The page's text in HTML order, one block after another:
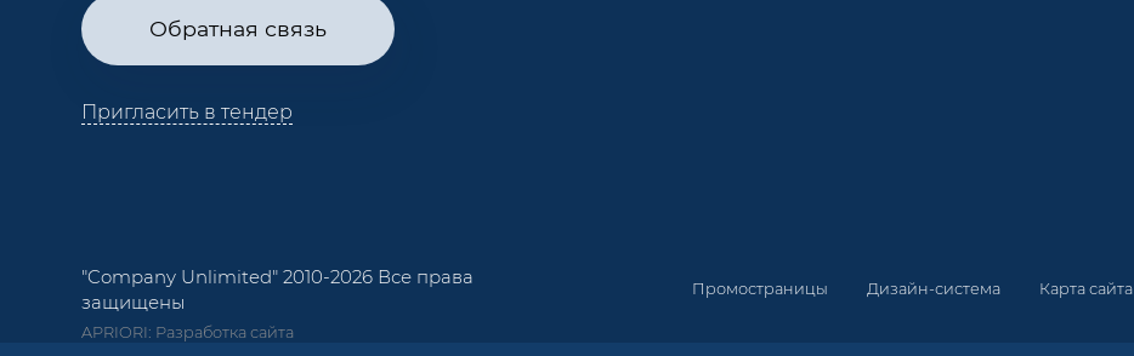
Обратная связь
Пригласить в тендер
"Company Unlimited" 2010-2026 Все права
защищены
Промостраницы Дизайн-система Карта сайта
APRIORI: Разработка сайта